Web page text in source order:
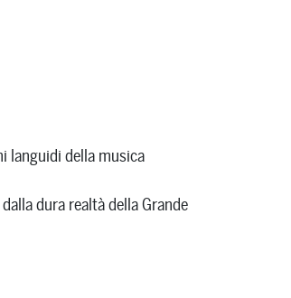
languidi della musica
dura realtà della Grande